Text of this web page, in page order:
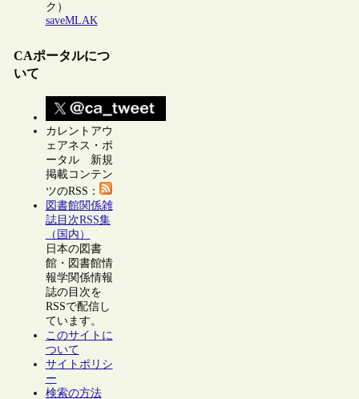
ク）
saveMLAK
CAポータルにつ
いて
カレントアウ
ェアネス・ポ
ータル 新規
掲載コンテン
ツのRSS：
図書館関係雑
誌目次RSS集
（国内）
日本の図書
館・図書館情
報学関係情報
誌の目次を
RSSで配信し
ています。
このサイトに
ついて
サイトポリシ
ー
検索の方法